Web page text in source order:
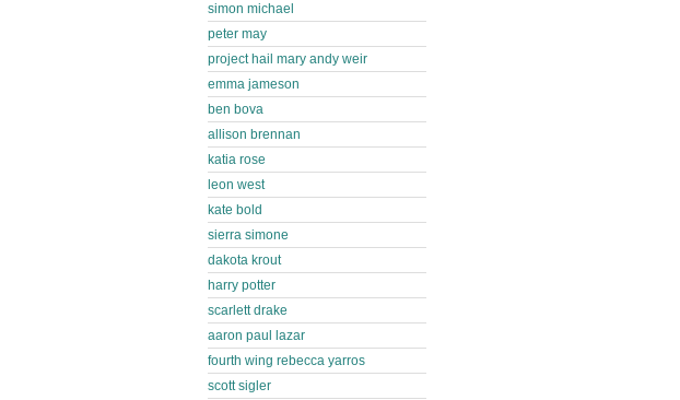
simon michael
peter may
project hail mary andy weir
emma jameson
ben bova
allison brennan
katia rose
leon west
kate bold
sierra simone
dakota krout
harry potter
scarlett drake
aaron paul lazar
fourth wing rebecca yarros
scott sigler